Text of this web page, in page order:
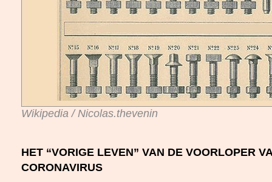
Wikipedia / Nicolas.thevenin
HET “VORIGE LEVEN” VAN DE VOORLOPER
CORONAVIRUS